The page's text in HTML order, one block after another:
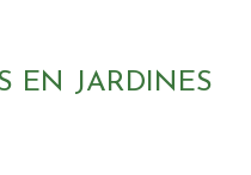
EN JARDINES